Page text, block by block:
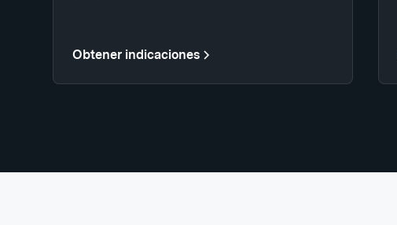
Obtener indicaciones